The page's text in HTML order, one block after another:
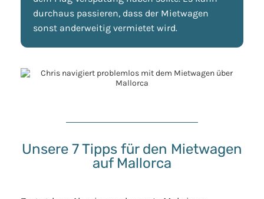
durchaus passieren, dass der Mietwagen
sonst anderweitig vermietet wird.
Unsere 7 Tipps für den Mietwagen
auf Mallorca